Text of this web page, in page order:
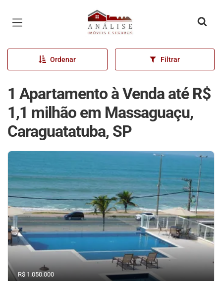
Página inicial
Ordenar Filtrar
1 Apartamento à Venda até R$
1,1 milhão em Massaguaçu,
Caraguatatuba, SP
R$ 1.050.000